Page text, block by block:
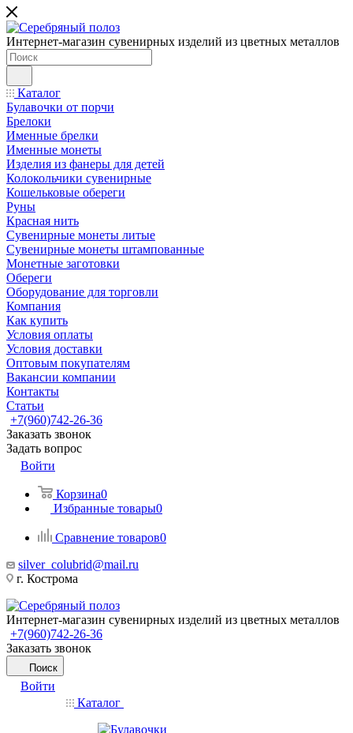
Интернет-магазин сувенирных изделий из цветных металлов
Каталог
Булавочки от порчи
Брелоки
Именные брелки
Именные монеты
Изделия из фанеры для детей
Колокольчики сувенирные
Кошельковые обереги
Руны
Красная нить
Сувенирные монеты литые
Сувенирные монеты штампованные
Монетные заготовки
Обереги
Оборудование для торговли
Компания
Как купить
Условия оплаты
Условия доставки
Оптовым покупателям
Вакансии компании
Контакты
Статьи
+7(960)742-26-36
Заказать звонок
Задать вопрос
Войти
Корзина0
Избранные товары0
Сравнение товаров0
silver_colubrid@mail.ru
г. Кострома
Интернет-магазин сувенирных изделий из цветных металлов
+7(960)742-26-36
Заказать звонок
Поиск
Войти
Каталог